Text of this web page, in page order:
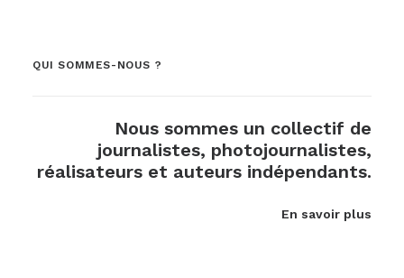
QUI SOMMES-NOUS ?
Nous sommes un collectif de
journalistes, photojournalistes,
réalisateurs et auteurs indépendants.
En savoir plus